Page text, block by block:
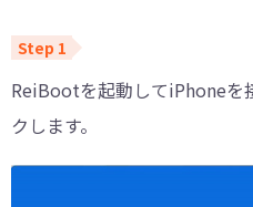
ReiBootを起動してiPhoneを
クします。